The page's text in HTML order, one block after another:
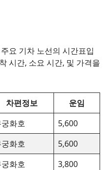
요 기차 노선의 시간표입
시간, 소요 시간, 및 가격을
차편정보
운임
화호
5,600
화호
5,600
화호
3,800